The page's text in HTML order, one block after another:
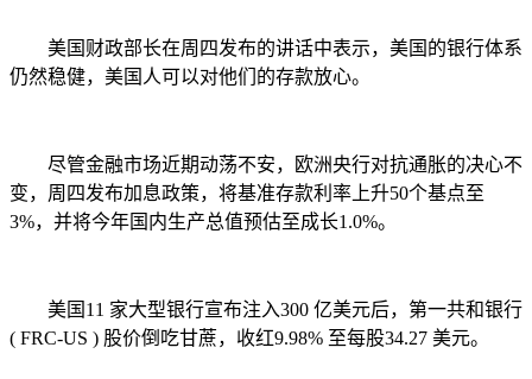
美国财政部长在周四发布的讲话中表示，美国的银行体系
仍然稳健，美国人可以对他们的存款放心。
尽管金融市场近期动荡不安，欧洲央行对抗通胀的决心不
变，周四发布加息政策，将基准存款利率上升50个基点至
3%，并将今年国内生产总值预估至成长1.0%。
美国11 家大型银行宣布注入300 亿美元后，第一共和银行
( FRC-US ) 股价倒吃甘蔗，收红9.98% 至每股34.27 美元。